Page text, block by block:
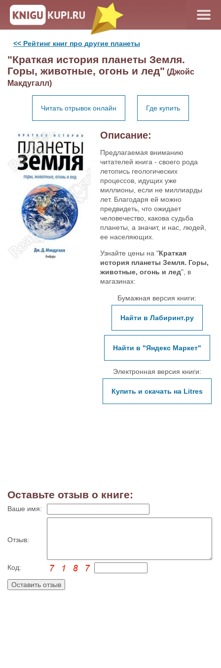
<< Рейтинг книг про другие планеты
"Краткая история планеты Земля.
Горы, животные, огонь и лед" (Джойс
Макдугалл)
Читать отрывок онлайн Где купить
Описание:
Предлагаемая вниманию
читателей книга - своего рода
летопись геологических
процессов, идущих уже
миллионы, если не миллиарды
лет. Благодаря ей можно
предвидеть, что ожидает
человечество, какова судьба
планеты, а значит, и нас, людей,
ее населяющих.
Узнайте цены на "Краткая
история планеты Земля. Горы,
животные, огонь и лед", в
магазинах:
Бумажная версия книги:
Найти в Лабиринт.ру
Найти в "Яндекс Маркет"
Электронная версия книги:
Купить и скачать на Litres
Оставьте отзыв о книге:
Ваше имя:
Отзыв:
Код: